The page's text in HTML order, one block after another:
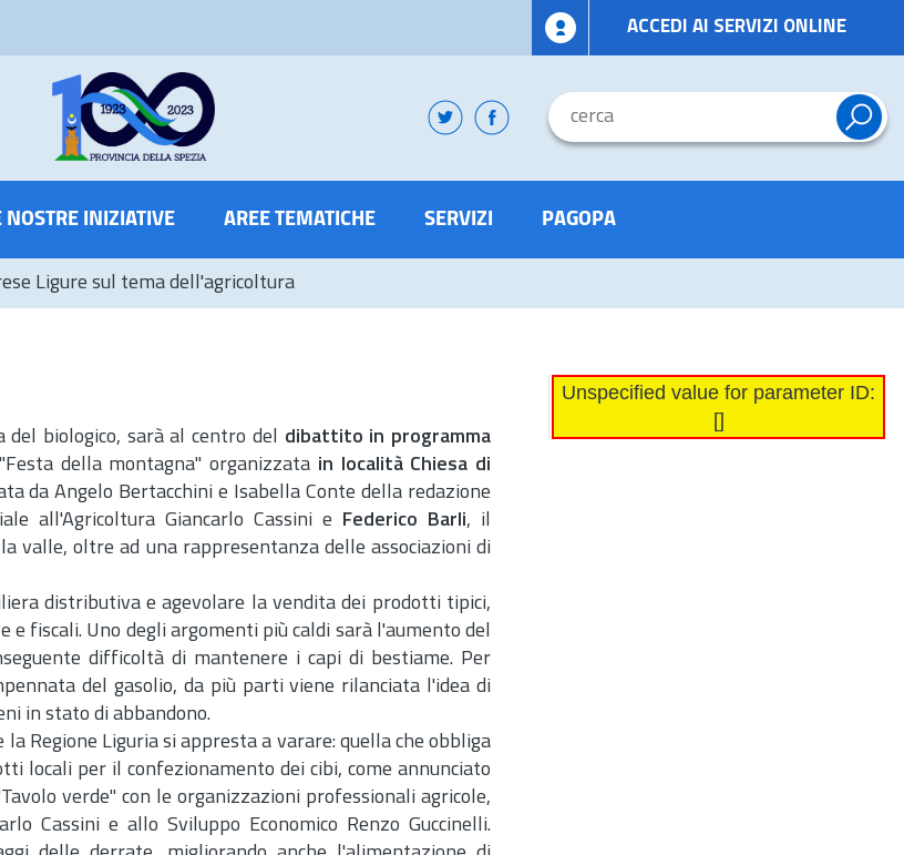
ACCEDI AI SERVIZI ONLINE
NOSTRE INIZIATIVE AREE TEMATICHE SERVIZI PAGOPA
Ligure sul tema dell'agricoltura
biologico, sarà al centro del dibattito in programma
della montagna" organizzata in località Chiesa di
da Angelo Bertacchini e Isabella Conte della redazione
all'Agricoltura Giancarlo Cassini e Federico Barli, il
valle, oltre ad una rappresentanza delle associazioni di
distributiva e agevolare la vendita dei prodotti tipici,
fiscali. Uno degli argomenti più caldi sarà l'aumento del
difficoltà di mantenere i capi di bestiame. Per
del gasolio, da più parti viene rilanciata l'idea di
in stato di abbandono.
Regione Liguria si appresta a varare: quella che obbliga
locali per il confezionamento dei cibi, come annunciato
verde" con le organizzazioni professionali agricole,
Cassini e allo Sviluppo Economico Renzo Guccinelli.
Unspecified value for parameter ID:
[]